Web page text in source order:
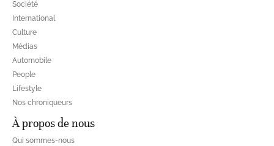
Société
International
Culture
Médias
Automobile
People
Lifestyle
Nos chroniqueurs
À propos de nous
Qui sommes-nous